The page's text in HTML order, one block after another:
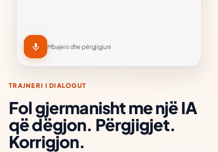
TRAJNERI I DIALOGUT
Fol gjermanisht me një IA
që dëgjon. Përgjigjet.
Korrigjon.
Mbajeni dhe përgjigjuni